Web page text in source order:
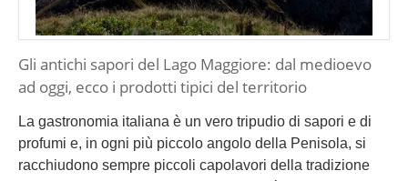
Gli antichi sapori del Lago Maggiore: dal medioevo
ad oggi, ecco i prodotti tipici del territorio
La gastronomia italiana è un vero tripudio di sapori e di
profumi e, in ogni più piccolo angolo della Penisola, si
racchiudono sempre piccoli capolavori della tradizione